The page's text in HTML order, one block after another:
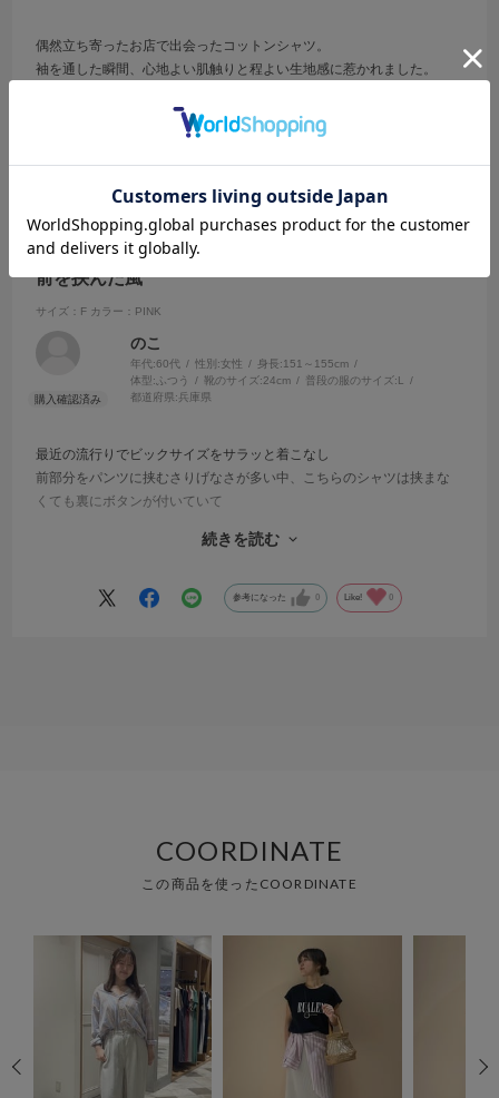
偶然立ち寄ったお店で出会ったコットンシャツ。
袖を通した瞬間、心地よい肌触りと程よい生地感に惹かれました。
参考になった 0
2026.5.12
前を挟んだ風
サイズ：F カラー：PINK
のこ
年代:60代 性別:女性 身長:151～155cm
体型: ふつう 靴のサイズ:24cm 普段の服のサイズ:L
都道府県: 兵庫県
最近の流行りでビックサイズをサラッと着こなし
前部分をパンツに挟むさりげなさが多い中、こちらのシャツは挟まな
くても裏にボタンが付いていて
す。出し具合に鏡の前で検討する時間無し！😊お気に入りのシャツと
続きを読む
参考になった 0 Like! 0
COORDINATE
この商品を使ったCOORDINATE